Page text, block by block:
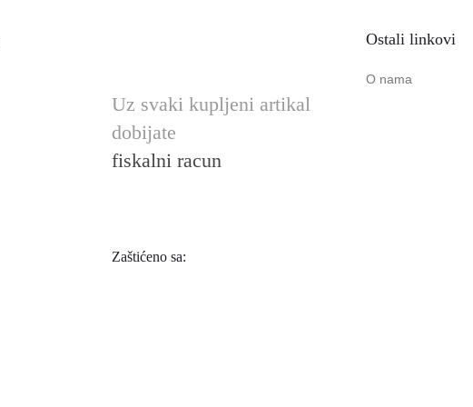
Uz svaki kupljeni artikal
dobijate
fiskalni racun
Zaštićeno sa:
Ostali linkovi
O nama